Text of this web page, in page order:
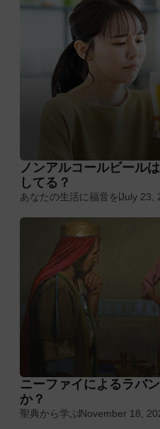
ノンアルコールビール
してる？
あなたの生活に福音をJuly 23,
ニーファイによるラバ
か？
聖典から学ぶNovember 18,